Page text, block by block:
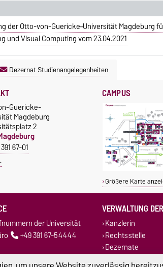
der Otto-von-Guericke–Universität Magdeburg
und Visual Computing vom 23.04.2021
Dezernat Studienangelegenheiten
Guericke-
Magdeburg
2
67-01
CAMPUS
Größere Karte
der Universität
+49 391 67-54444
VERWALTUNG
Kanzlerin
Rechtsstelle
Dezernate